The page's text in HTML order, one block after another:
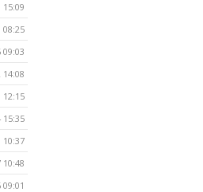
15:09
08:25
09:03
14:08
12:15
15:35
10:37
10:48